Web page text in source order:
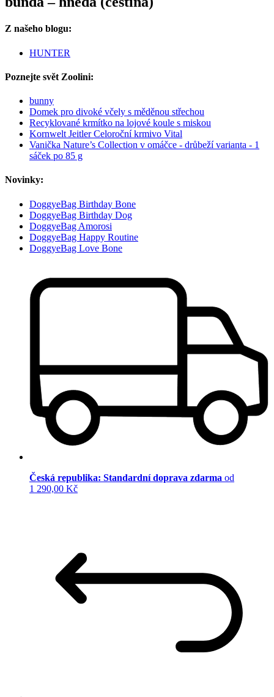
Z našeho blogu:
HUNTER
Poznejte svět Zoolini:
bunny
Domek pro divoké včely s měděnou střechou
Recyklované krmítko na lojové koule s miskou
Kornwelt Jeitler Celoroční krmivo Vital
Vanička Nature’s Collection v omáčce - drůbeží varianta - 1
sáček po 85 g
Novinky:
DoggyeBag Birthday Bone
DoggyeBag Birthday Dog
DoggyeBag Amorosi
DoggyeBag Happy Routine
DoggyeBag Love Bone
Česká republika: Standardní doprava zdarma od
1 290,00 Kč